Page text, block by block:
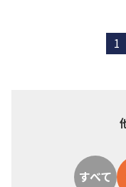
1
すべて